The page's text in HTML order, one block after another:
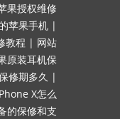
果授权维修
苹果手机 |
教程 | 网站
原装耳机保
修期多久 |
X怎么
的保修和支